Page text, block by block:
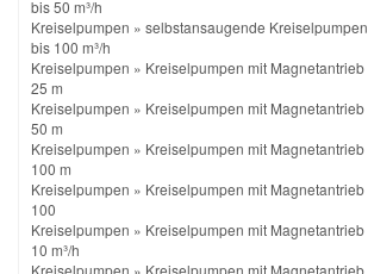
bis 50 m³/h
Kreiselpumpen » selbstansaugende Kreiselpumpen
bis 100 m³/h
Kreiselpumpen » Kreiselpumpen mit Magnetantrieb
25 m
Kreiselpumpen » Kreiselpumpen mit Magnetantrieb
50 m
Kreiselpumpen » Kreiselpumpen mit Magnetantrieb
100 m
Kreiselpumpen » Kreiselpumpen mit Magnetantrieb
100
Kreiselpumpen » Kreiselpumpen mit Magnetantrieb
10 m³/h
Kreiselpumpen » Kreiselpumpen mit Magnetantrieb